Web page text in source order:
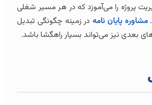
را می‌آموزد که در هر مسیر شغلی
پایان نامهدر زمینه چگونگی تبدیل
نیز می‌تواند بسیار راهگشا باشد.